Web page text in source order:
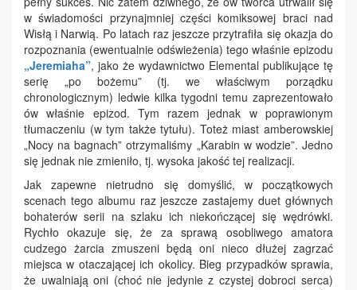
w świadomości przynajmniej części komiksowej braci nad
Wisłą i Narwią. Po latach raz jeszcze przytrafiła się okazja do
rozpoznania (ewentualnie odświeżenia) tego właśnie epizodu
„Jeremiaha”, jako że wydawnictwo Elemental publikujące tę
serię „po bożemu” (tj. we właściwym porządku
chronologicznym) ledwie kilka tygodni temu zaprezentowało
ów właśnie epizod. Tym razem jednak w poprawionym
tłumaczeniu (w tym także tytułu). Toteż miast amberowskiej
„Nocy na bagnach” otrzymaliśmy „Karabin w wodzie”. Jedno
się jednak nie zmieniło, tj. wysoka jakość tej realizacji.
Jak zapewne nietrudno się domyślić, w początkowych
scenach tego albumu raz jeszcze zastajemy duet głównych
bohaterów serii na szlaku ich niekończącej się wędrówki.
Rychło okazuje się, że za sprawą osobliwego amatora
cudzego żarcia zmuszeni będą oni nieco dłużej zagrzać
miejsca w otaczającej ich okolicy. Bieg przypadków sprawia,
że uwalniają oni (choć nie jedynie z czystej dobroci serca)